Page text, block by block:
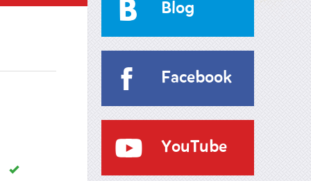
Blog
Facebook
YouTube